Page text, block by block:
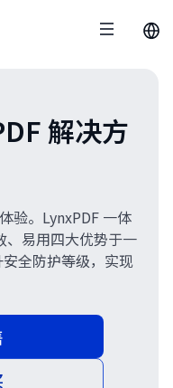
解决方
验。LynxPDF 一体
、易用四大优势于一
全防护等级，实现